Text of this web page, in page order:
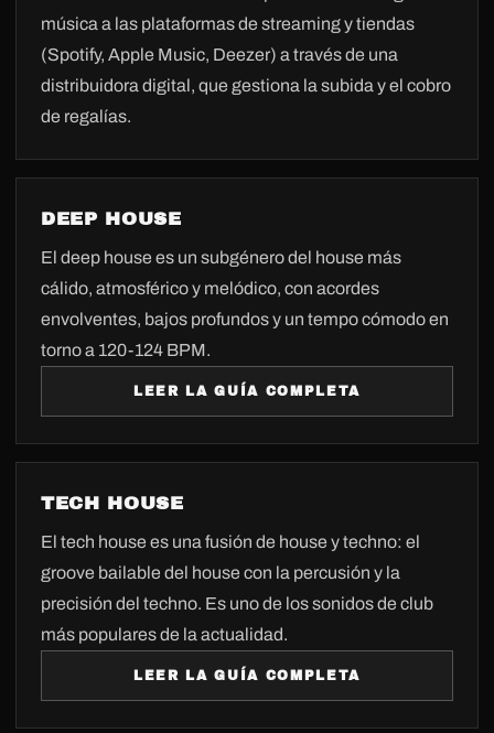
música a las plataformas de streaming y tiendas
(Spotify, Apple Music, Deezer) a través de una
distribuidora digital, que gestiona la subida y el cobro
de regalías.
DEEP HOUSE
El deep house es un subgénero del house más
cálido, atmosférico y melódico, con acordes
envolventes, bajos profundos y un tempo cómodo en
torno a 120-124 BPM.
LEER LA GUÍA COMPLETA
TECH HOUSE
El tech house es una fusión de house y techno: el
groove bailable del house con la percusión y la
precisión del techno. Es uno de los sonidos de club
más populares de la actualidad.
LEER LA GUÍA COMPLETA